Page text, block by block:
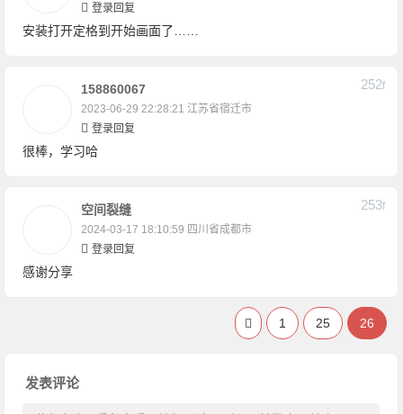
登录回复
安装打开定格到开始画面了……
158860067
2023-06-29 22:28:21 江苏省宿迁市
252F
登录回复
很棒，学习哈
空间裂缝
2024-03-17 18:10:59 四川省成都市
253F
登录回复
感谢分享
1 25 26
发表评论